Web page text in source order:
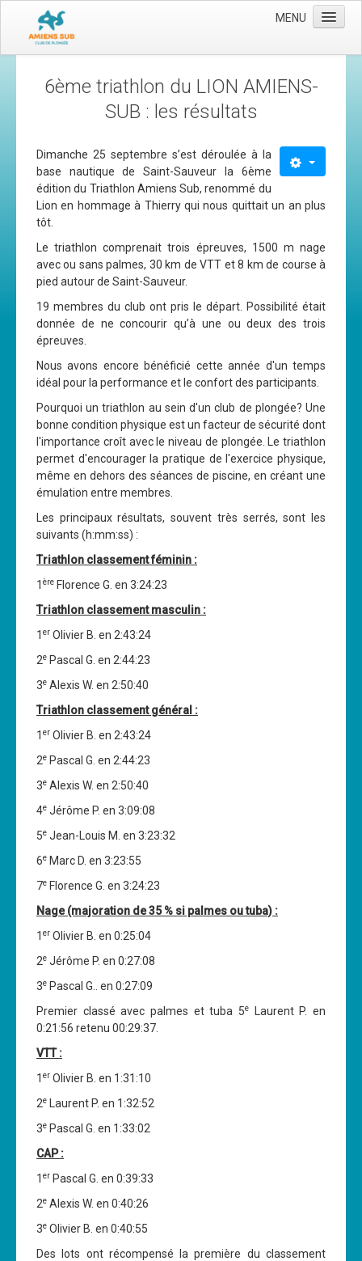
MENU
L'équipe
Le comité directeur
Nos activités
Baptèmes
Plongée enfants
Les News
Dernières nouvelles
Archives
Calendrier
Sorties
Voyages et séjours
Les formations
Niveau 1
Niveau 2
Niveau 3
Niveau 4
6ème triathlon du LION AMIENS-
SUB : les résultats
Dimanche 25 septembre s’est déroulée à la
base nautique de Saint-Sauveur la 6ème
édition du Triathlon Amiens Sub, renommé du
Lion en hommage à Thierry qui nous quittait un an plus
tôt.
Le triathlon comprenait trois épreuves, 1500 m nage
avec ou sans palmes, 30 km de VTT et 8 km de course à
pied autour de Saint-Sauveur.
19 membres du club ont pris le départ. Possibilité était
donnée de ne concourir qu’à une ou deux des trois
épreuves.
Nous avons encore bénéficié cette année d'un temps
idéal pour la performance et le confort des participants.
Pourquoi un triathlon au sein d'un club de plongée? Une
bonne condition physique est un facteur de sécurité dont
l'importance croît avec le niveau de plongée. Le triathlon
permet d'encourager la pratique de l'exercice physique,
même en dehors des séances de piscine, en créant une
émulation entre membres.
Les principaux résultats, souvent très serrés, sont les
suivants (h:mm:ss) :
Triathlon classement féminin :
1 ère Florence G. en 3:24:23
Triathlon classement masculin :
1 er Olivier B. en 2:43:24
2e Pascal G. en 2:44:23
3e Alexis W. en 2:50:40
Triathlon classement général :
1 er Olivier B. en 2:43:24
2e Pascal G. en 2:44:23
3e Alexis W. en 2:50:40
4e Jérôme P. en 3:09:08
5e Jean-Louis M. en 3:23:32
6e Marc D. en 3:23:55
7e Florence G. en 3:24:23
Nage (majoration de 35 % si palmes ou tuba) :
1 er Olivier B. en 0:25:04
2e Jérôme P. en 0:27:08
3e Pascal G.. en 0:27:09
Premier classé avec palmes et tuba 5e
Laurent P. en
0:21:56 retenu 00:29:37.
VTT :
1 er Olivier B. en 1:31:10
2e
Laurent P. en 1:32:52
3e Pascal G. en 1:33:02
CAP :
1 er Pascal G. en 0:39:33
2e Alexis W. en 0:40:26
3e Olivier B. en 0:40:55
Des lots ont récompensé la première du classement